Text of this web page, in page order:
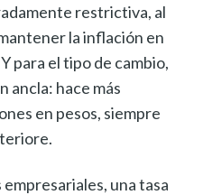
restrictiva, al
la inflación en
para el tipo de cambio,
ancla: hace más
en pesos, siempre
una tasa